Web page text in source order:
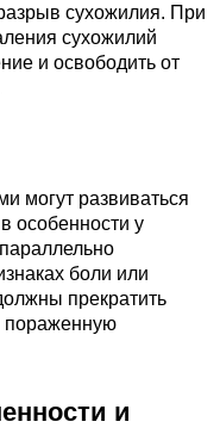
сухожилия. При
сухожилий
и освободить от
могут развиваться
особенности у
боли или
прекратить
пораженную
и